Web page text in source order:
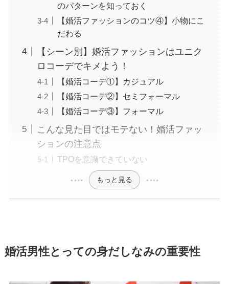
のパターンを知っておく
【婚活ファッションのコツ④】小物にこ
だわる
【シーン別】婚活ファッションはユニク
ロコーデでキメよう！
【婚活コーデ①】カジュアル
【婚活コーデ②】セミフォーマル
【婚活コーデ③】フォーマル
こんな見た目ではモテない！婚活ファッ
ションの注意点
TPOを意識できていない
もっと見る
婚活男性とっての身だしなみの重要性